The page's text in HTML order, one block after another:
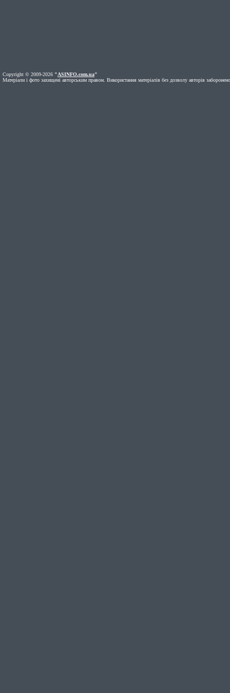
Copyright © 2009-2026 "ASINFO.com.ua"
Матеріали і фото захищені авторським правом. Використання матеріалів без дозволу авторів